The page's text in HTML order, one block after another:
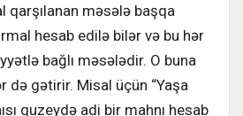
qarşılanan məsələ başqa
hesab edilə bilər və bu hər
bağlı məsələdir. O buna
də gətirir. Misal üçün “Yaşa
quzeydə adi bir mahnı hesab